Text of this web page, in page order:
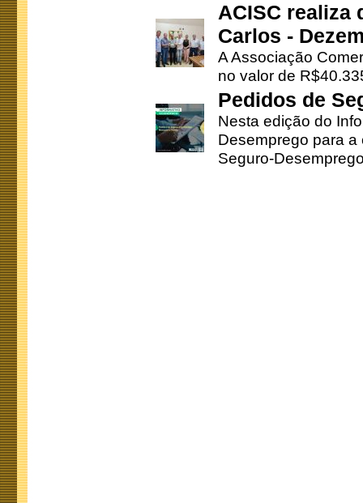
ACISC realiza
Carlos -
A Associação
no valor de
Pedidos de
Nesta edição do
Desemprego para
Seguro-